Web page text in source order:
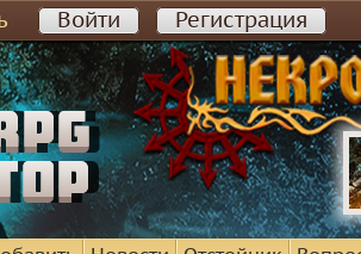
Войти Регистрация